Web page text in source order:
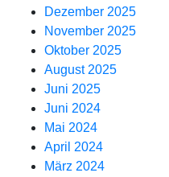
Dezember 2025
November 2025
Oktober 2025
August 2025
Juni 2025
Juni 2024
Mai 2024
April 2024
März 2024